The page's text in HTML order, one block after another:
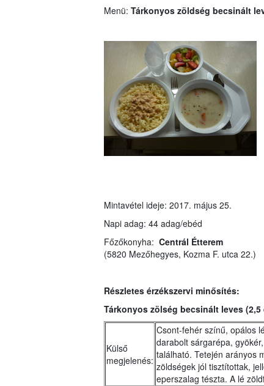
Menü: Tárkonyos zöldség becsinált
Mintavétel ideje: 2017. május 25.
Napi adag: 44 adag/ebéd
Főzőkonyha: Centrál Étterem
(5820 Mezőhegyes, Kozma F. utca 22.)
Részletes érzékszervi minősítés:
Tárkonyos zölség becsinált leves (2,5
Külső
megjelenés:
Csont-fehér színű, opálos
darabolt sárgarépa,
található. Tetején arányos
zöldségek jól tisztítottak,
eperszalag tészta. A lé